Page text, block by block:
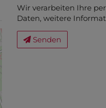
Wir verarbeiten Ihre
Daten, weitere
Senden